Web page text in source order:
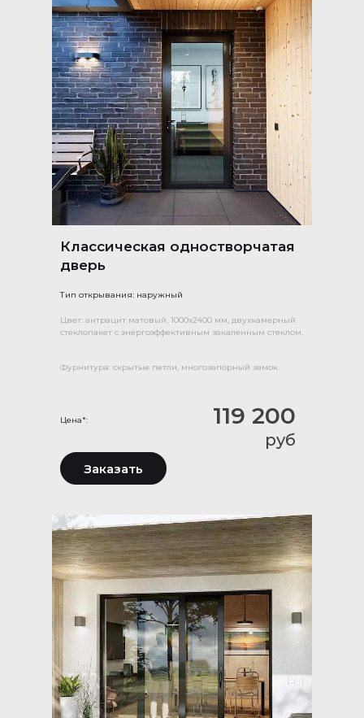
Классическая одностворчатая
дверь
Тип открывания: наружный
119 200
руб
Цена*:
Цвет: антрацит матовый, 1000х2400 мм, двухкамерный
стеклопакет с энергоэффективным закаленным стеклом.
Фурнитура: скрытые петли, многозапорный замок.
Заказать